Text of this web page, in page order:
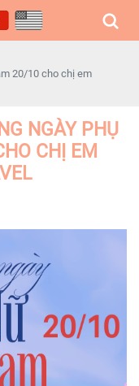
20/10 cho chị em
NGÀY PHỤ
CHỊ EM